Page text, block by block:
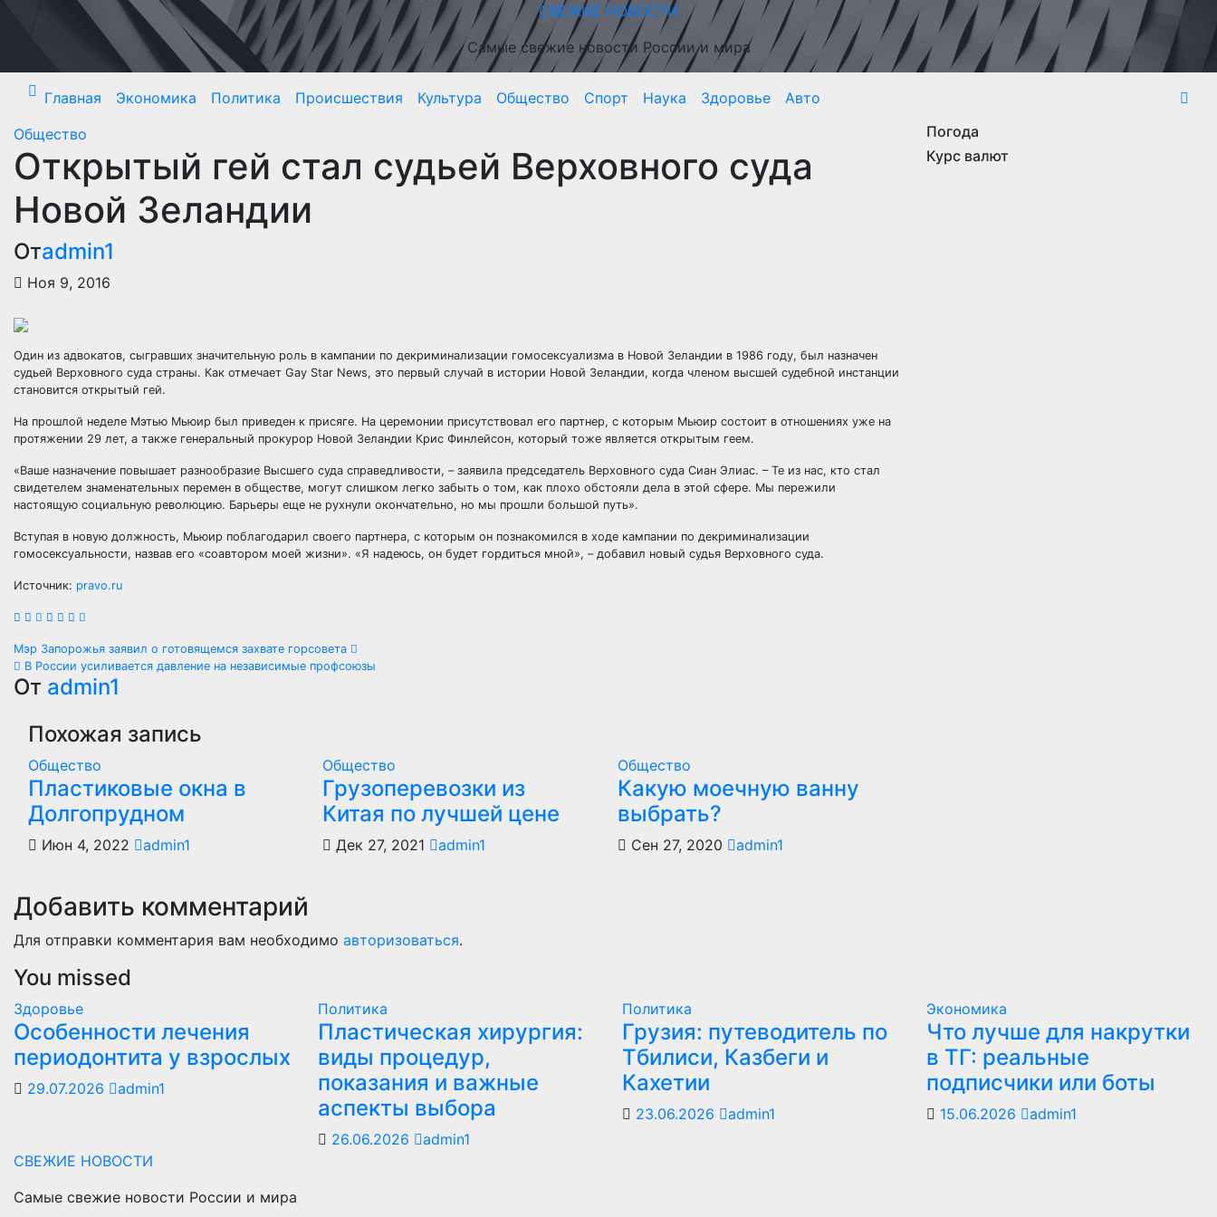
СВЕЖИЕ НОВОСТИ
Самые свежие новости России и мира
Главная Экономика Политика Происшествия Культура Общество Спорт Наука Здоровье
Авто
Общество
Открытый гей стал судьей Верховного суда
Новой Зеландии
Отadmin1
Ноя 9, 2016
Один из адвокатов, сыгравших значительную роль в кампании по декриминализации гомосексуализма в Новой Зеландии в 1986 году, был назначен
судьей Верховного суда страны. Как отмечает Gay Star News, это первый случай в истории Новой Зеландии, когда членом высшей судебной инстанции
становится открытый гей.
На прошлой неделе Мэтью Мьюир был приведен к присяге. На церемонии присутствовал его партнер, с которым Мьюир состоит в отношениях уже на
протяжении 29 лет, а также генеральный прокурор Новой Зеландии Крис Финлейсон, который тоже является открытым геем.
«Ваше назначение повышает разнообразие Высшего суда справедливости, – заявила председатель Верховного суда Сиан Элиас. – Те из нас, кто стал
свидетелем знаменательных перемен в обществе, могут слишком легко забыть о том, как плохо обстояли дела в этой сфере. Мы пережили
настоящую социальную революцию. Барьеры еще не рухнули окончательно, но мы прошли большой путь».
Вступая в новую должность, Мьюир поблагодарил своего партнера, с которым он познакомился в ходе кампании по декриминализации
гомосексуальности, назвав его «соавтором моей жизни». «Я надеюсь, он будет гордиться мной», – добавил новый судья Верховного суда.
Источник: pravo.ru
Навигация
по
записям
Мэр Запорожья заявил о готовящемся захвате горсовета
В России усиливается давление на независимые профсоюзы
От admin1
Похожая запись
Общество
Пластиковые окна в
Долгопрудном
Июн 4, 2022 admin1
Общество
Грузоперевозки из
Китая по лучшей цене
Дек 27, 2021 admin1
Общество
Какую моечную ванну
выбрать?
Сен 27, 2020 admin1
Добавить комментарий
Для отправки комментария вам необходимо авторизоваться.
Погода
Курс валют
You missed
Здоровье
Особенности лечения
периодонтита у взрослых
29.07.2026 admin1
Политика
Пластическая хирургия:
виды процедур,
показания и важные
аспекты выбора
26.06.2026 admin1
Политика
Грузия: путеводитель по
Тбилиси, Казбеги и
Кахетии
23.06.2026 admin1
Экономика
Что лучше для накрутки
в ТГ: реальные
подписчики или боты
15.06.2026 admin1
СВЕЖИЕ НОВОСТИ
Самые свежие новости России и мира